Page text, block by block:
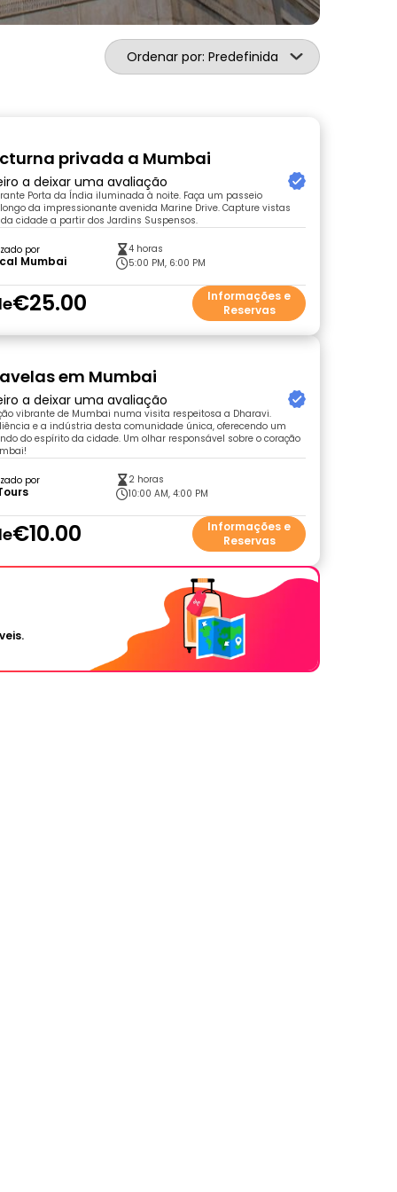
Ordenar por: Predefinida
privada a Mumbai
a deixar uma avaliação
Porta da Índia iluminada à noite. Faça um passeio
da impressionante avenida Marine Drive. Capture vistas
cidade a partir dos Jardins Suspensos.
por
Mumbai
4 horas
5:00 PM, 6:00 PM
€25.00
Informações e
Reservas
em Mumbai
a deixar uma avaliação
vibrante de Mumbai numa visita respeitosa a Dharavi.
e a indústria desta comunidade única, oferecendo um
do espírito da cidade. Um olhar responsável sobre o coração
por
2 horas
10:00 AM, 4:00 PM
€10.00
Informações e
Reservas